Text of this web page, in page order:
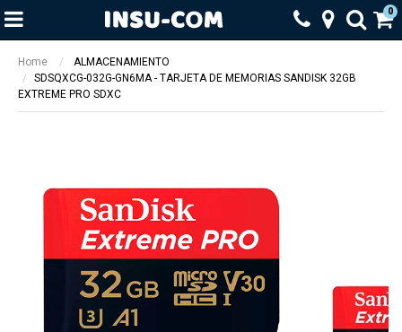
0
Home
ALMACENAMIENTO
SDSQXCG-032G-GN6MA - TARJETA DE MEMORIAS SANDISK 32GB
EXTREME PRO SDXC